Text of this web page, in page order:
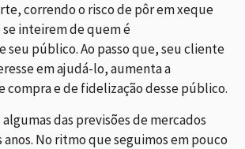
correndo o risco de pôr em xeque
inteirem de quem é
seu público. Ao passo que, seu cliente
em ajudá-lo, aumenta a
compra e de fidelização desse público.
algumas das previsões de mercados
anos. No ritmo que seguimos em pouco